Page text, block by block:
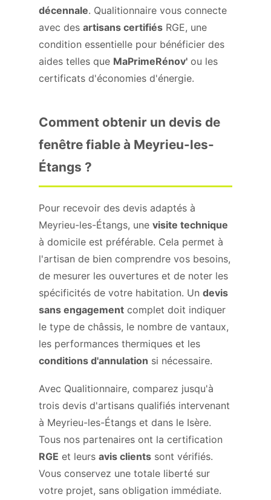
décennale. Qualitionnaire vous connecte
avec des artisans certifiés RGE, une
condition essentielle pour bénéficier des
aides telles que MaPrimeRénov' ou les
certificats d'économies d'énergie.
Comment obtenir un devis de
fenêtre fiable à Meyrieu-les-
Étangs ?
Pour recevoir des devis adaptés à
Meyrieu-les-Étangs, une visite technique
à domicile est préférable. Cela permet à
l'artisan de bien comprendre vos besoins,
de mesurer les ouvertures et de noter les
spécificités de votre habitation. Un devis
sans engagement complet doit indiquer
le type de châssis, le nombre de vantaux,
les performances thermiques et les
conditions d'annulation si nécessaire.
Avec Qualitionnaire, comparez jusqu'à
trois devis d'artisans qualifiés intervenant
à Meyrieu-les-Étangs et dans le Isère.
Tous nos partenaires ont la certification
RGE et leurs avis clients sont vérifiés.
Vous conservez une totale liberté sur
votre projet, sans obligation immédiate.